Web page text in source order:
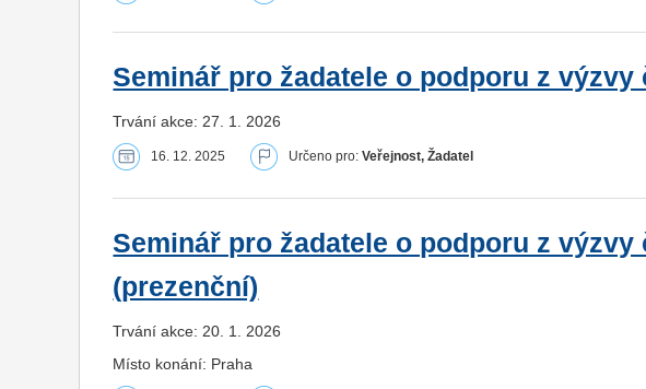
Seminář pro žadatele o podporu z výzvy
Trvání akce: 27. 1. 2026
16. 12. 2025 Určeno pro:Veřejnost, Žadatel
Seminář pro žadatele o podporu z výzvy
(prezenční)
Trvání akce: 20. 1. 2026
Místo konání: Praha